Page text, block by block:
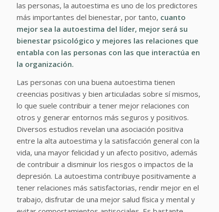
las personas, la autoestima es uno de los predictores
más importantes del bienestar, por tanto, cuanto
mejor sea la autoestima del líder, mejor será su
bienestar psicológico y mejores las relaciones que
entabla con las personas con las que interactúa en
la organización.
Las personas con una buena autoestima tienen
creencias positivas y bien articuladas sobre sí mismos,
lo que suele contribuir a tener mejor relaciones con
otros y generar entornos más seguros y positivos.
Diversos estudios revelan una asociación positiva
entre la alta autoestima y la satisfacción general con la
vida, una mayor felicidad y un afecto positivo, además
de contribuir a disminuir los riesgos o impactos de la
depresión. La autoestima contribuye positivamente a
tener relaciones más satisfactorias, rendir mejor en el
trabajo, disfrutar de una mejor salud física y mental y